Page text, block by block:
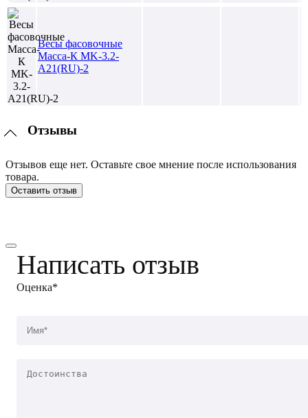
Весы фасовочные
Масса-К MK-3.2-
A21(RU)-2
Отзывы
Отзывов еще нет. Оставьте свое мнение после использования
товара.
Оставить отзыв
Написать отзыв
Оценка*